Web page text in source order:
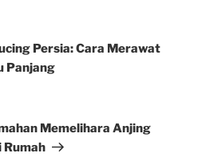
Persia: Cara Merawat
Panjang
Memelihara Anjing
Rumah